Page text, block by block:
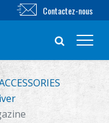
Contactez-nous